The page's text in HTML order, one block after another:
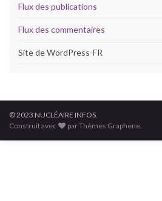
Flux des publications
Flux des commentaires
Site de WordPress-FR
© 2023 NUCLÉAIRE INFOS.
Construit avec
par Thèmes Graphene.